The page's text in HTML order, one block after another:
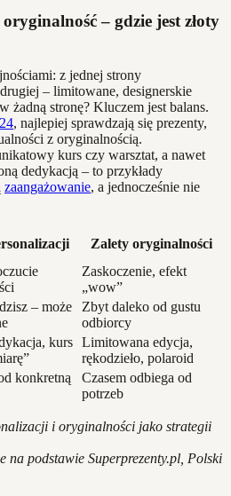
– gdzie jest złoty
z jednej strony
– limitowane, designerskie
żadną stronę? Kluczem jest balans.
, najlepiej sprawdzają się prezenty,
z oryginalnością.
kurs czy warsztat, a nawet
dedykacją – to przykłady
zaangażowanie, a jednocześnie nie
Zalety oryginalności
Zaskoczenie, efekt
„wow”
– może
Zbyt daleko od gustu
odbiorcy
kurs Limitowana edycja,
rękodzieło, polaroid
konkretną
Czasem odbiega od
potrzeb
i oryginalności jako strategii
na podstawie Superprezenty.pl, Polski